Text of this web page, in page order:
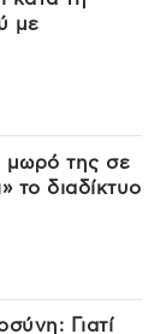
με
μωρό της σε
το διαδίκτυο
Γιατί